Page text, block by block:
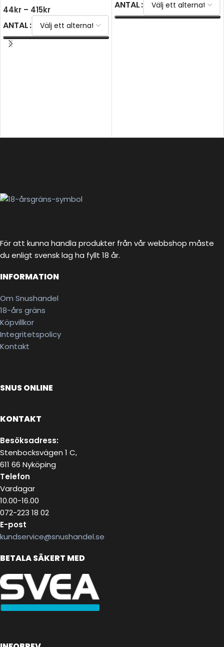
44kr – 415kr
ANTAL
VÄLJ ALTERNATIV
ANTAL
För att kunna handla produkter från vår webbshop måste
du enligt svensk lag ha fyllt 18 år.
INFORMATION
Om Snushandel
18-års gräns
Köpvillkor
Integritetspolicy
Kontakt
SNUS ONLINE
KONTAKT
Besöksadress:
Stenbocksvägen 1 C,
611 66 Nyköping
Telefon
Vardagar
10.00-16.00
072-223 18 02
E-post
kundservice@snushandel.se
BETALA SÄKERT MED